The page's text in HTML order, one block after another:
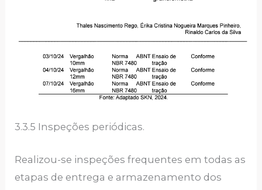
3.3.5 Inspeções periódicas.
Realizou-se inspeções frequentes em todas as
etapas de entrega e armazenamento dos